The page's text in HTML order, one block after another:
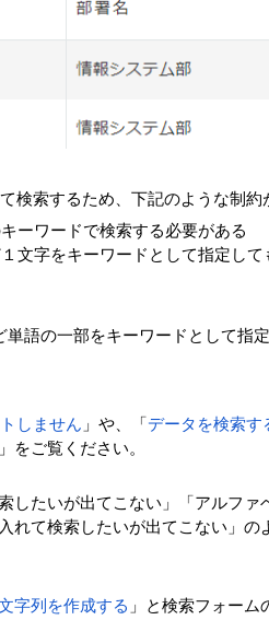
検索するため、下記のような制約
ーワードで検索する必要がある
文字をキーワードとして指定して
語の一部をキーワードとして指
しません 」や、「 データを検索す
をご覧ください。
したいが出てこない」「アルファ
れて検索したいが出てこない」の
字列を作成する 」と検索フォーム